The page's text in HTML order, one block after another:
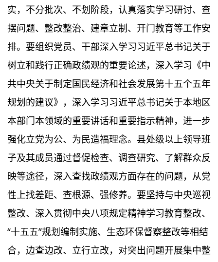
实，不分批次、不划阶段，认真落实学习研讨、查
摆问题、整改整治、建章立制、开门教育等工作安
排。要组织党员、干部深入学习习近平总书记关于
树立和践行正确政绩观的重要论述，深入学习《中
共中央关于制定国民经济和社会发展第十五个五年
规划的建议》，深入学习习近平总书记关于本地区
本部门本领域的重要讲话和重要指示精神，进一步
强化立党为公、为民造福理念。县处级以上领导班
子及其成员通过督促检查、调查研究、了解群众反
映等途径，深入查找政绩观方面存在的问题，从党
性上找差距、查根源、强修养。要坚持与中央巡视
整改、深入贯彻中央八项规定精神学习教育整改、
“十五五”规划编制实施、生态环保督察整改等相结
合，边查边改、立行立改，对突出问题开展集中整